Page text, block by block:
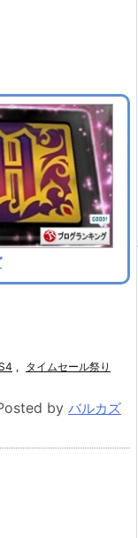
, タイムセール祭り
by バルカズ